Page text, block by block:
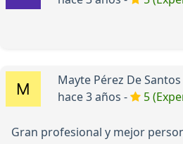
Mayte Pérez De Santos
hace 3 años -
5
Gran profesional y mejor